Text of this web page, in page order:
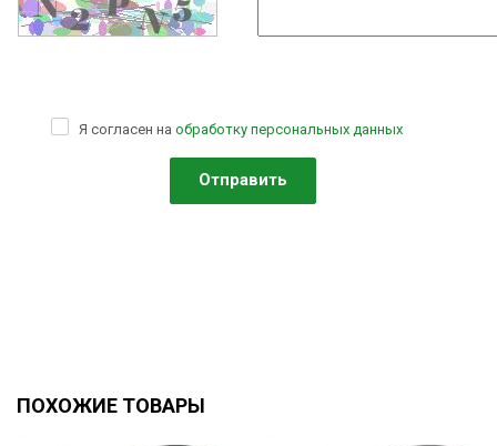
Я согласен на обработку персональных данных
ПОХОЖИЕ ТОВАРЫ